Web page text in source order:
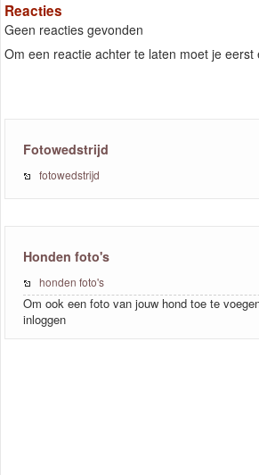
Reacties
Geen reacties gevonden
Om een reactie achter te laten moet je eerst
Fotowedstrijd
fotowedstrijd
Honden foto's
honden foto's
Om ook een foto van jouw hond toe te
inloggen